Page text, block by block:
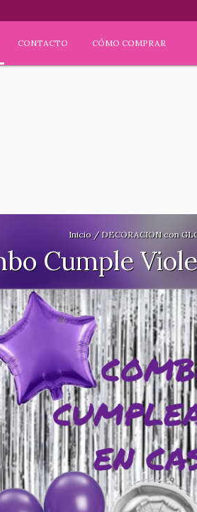
CONTACTO CÓMO COMPRAR
Inicio / DECORACION con
Cumple